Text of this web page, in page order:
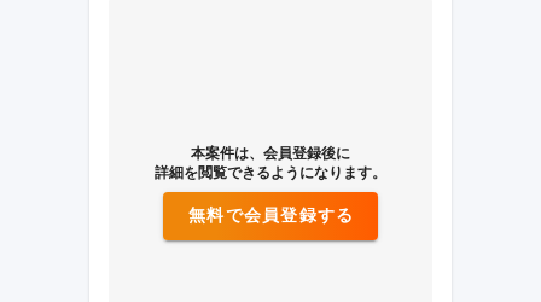
本案件は、会員登録後に
詳細を閲覧できるようになります。
無料で会員登録する